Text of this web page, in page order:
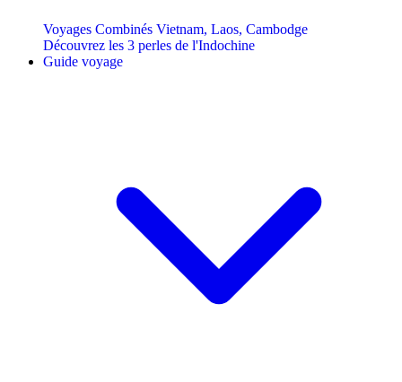
Voyages Combinés Vietnam, Laos, Cambodge
Découvrez les 3 perles de l'Indochine
Guide voyage